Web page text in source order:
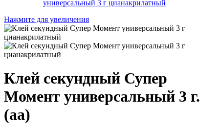
Нажмите для увеличения
Клей секундный Супер
Момент универсальный 3 г.
(аа)